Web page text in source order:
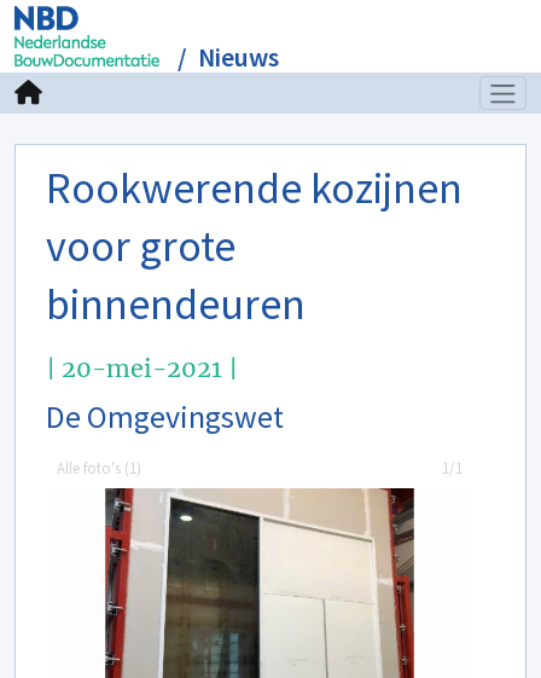
Nieuws
Rookwerende kozijnen
voor grote
binnendeuren
| 20-mei-2021 |
De Omgevingswet
Alle foto's (1) 1/1